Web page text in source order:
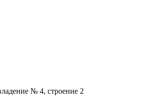
№ 4, строение 2